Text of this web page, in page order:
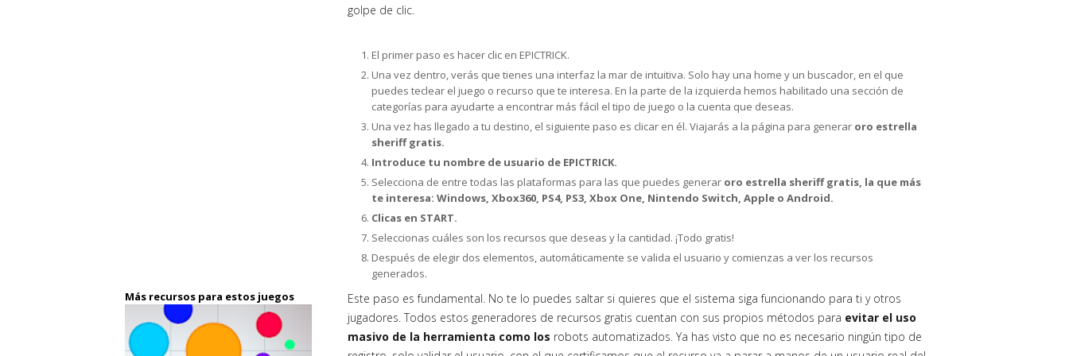
Más recursos para estos juegos
golpe de clic.
El primer paso es hacer clic en EPICTRICK.
Una vez dentro, verás que tienes una interfaz la mar de intuitiva. Solo hay una home y un buscador, en el que
puedes teclear el juego o recurso que te interesa. En la parte de la izquierda hemos habilitado una sección de
categorías para ayudarte a encontrar más fácil el tipo de juego o la cuenta que deseas.
Una vez has llegado a tu destino, el siguiente paso es clicar en él. Viajarás a la página para generar oro estrella
sheriff gratis.
Introduce tu nombre de usuario de EPICTRICK.
Selecciona de entre todas las plataformas para las que puedes generar oro estrella sheriff gratis, la que más
te interesa: Windows, Xbox360, PS4, PS3, Xbox One, Nintendo Switch, Apple o Android.
Clicas en START.
Seleccionas cuáles son los recursos que deseas y la cantidad. ¡Todo gratis!
Después de elegir dos elementos, automáticamente se valida el usuario y comienzas a ver los recursos
generados.
Este paso es fundamental. No te lo puedes saltar si quieres que el sistema siga funcionando para ti y otros
jugadores. Todos estos generadores de recursos gratis cuentan con sus propios métodos para evitar el uso
masivo de la herramienta como los robots automatizados. Ya has visto que no es necesario ningún tipo de